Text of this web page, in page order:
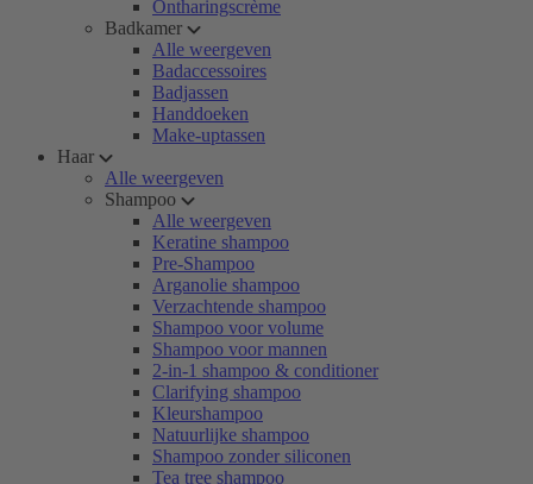
Ontharingscrème
Badkamer
Alle weergeven
Badaccessoires
Badjassen
Handdoeken
Make-uptassen
Haar
Alle weergeven
Shampoo
Alle weergeven
Keratine shampoo
Pre-Shampoo
Arganolie shampoo
Verzachtende shampoo
Shampoo voor volume
Shampoo voor mannen
2-in-1 shampoo & conditioner
Clarifying shampoo
Kleurshampoo
Natuurlijke shampoo
Shampoo zonder siliconen
Tea tree shampoo